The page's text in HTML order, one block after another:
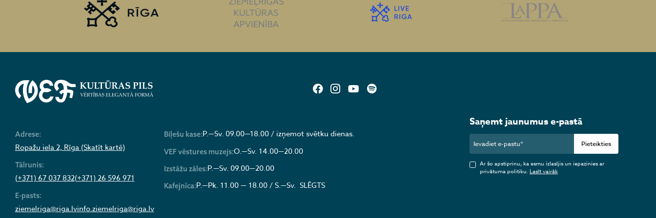
Adrese:
Ropažu iela 2, Rīga (Skatīt kartē)
Tālrunis:
(+371) 67 037 832(+371) 26 596 971
E-pasts:
ziemelriga@riga.lvinfo.ziemelriga@riga.lv
Biļešu kase:P.—Sv. 09.00—18.00 / izņemot svētku dienas.
VEF vēstures muzejs:O.—Sv. 14.00—20.00
Izstāžu zāles:P.—Sv. 09.00—20.00
Kafejnīca:P.—Pk. 11.00 — 18.00 / S.—Sv. SLĒGTS
Saņemt jaunumus e-pastā
Pieteikties
Ar šo apstiprinu, ka esmu izlasījis un iepazinies ar
privātuma politiku.Lasīt vairāk